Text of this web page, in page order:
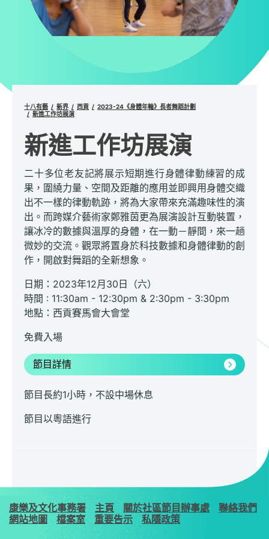
十八有藝 新界 西貢
2023-24《身體年輪》長者舞蹈計劃
新進工作坊展演
新進工作坊展演
二十多位老友記將展示短期進行身體律動練習的成
果，圍繞力量、空間及距離的應用並即興用身體交織
出不一樣的律動軌跡，將為大家帶來充滿趣味性的演
出。而跨媒介藝術家鄭雅茵更為展演設計互動裝置，
讓冰冷的數據與溫厚的身體，在一動－靜間，來一趟
微妙的交流。觀眾將置身於科技數據和身體律動的創
作，開啟對舞蹈的全新想象。
日期：2023年12月30日（六）
時間 : 11:30am - 12:30pm & 2:30pm - 3:30pm
地點：西貢賽馬會大會堂
免費入場
節目詳情
節目長約1小時，不設中場休息
節目以粵語進行
康樂及文化事務署 主頁 關於社區節目辦事處
聯絡我們
網站地圖
檔案室 重要告示 私隱政策